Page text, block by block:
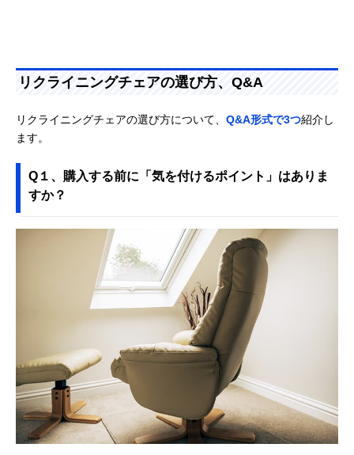
リクライニングチェアの選び方、Q&A
リクライニングチェアの選び方について、 Q&A形式で3つ紹介し
ます。
Q１、購入する前に「気を付けるポイント」はありま
すか？